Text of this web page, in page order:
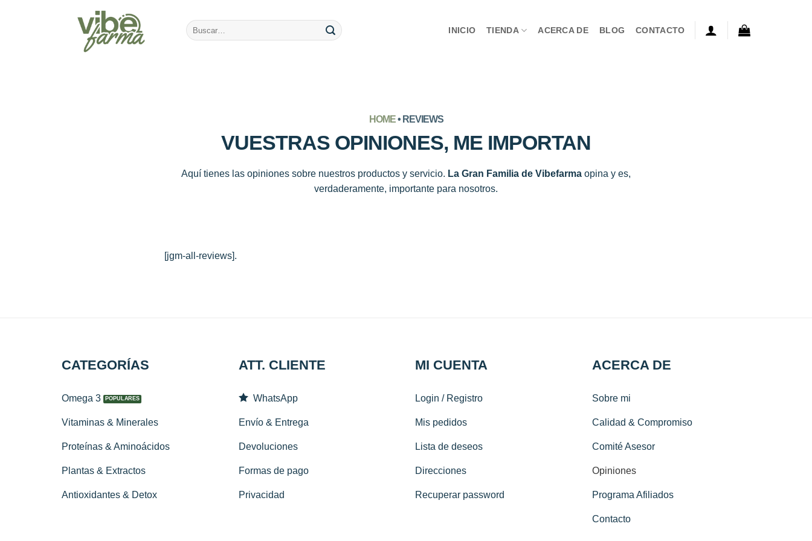
Buscar
por:
INICIO TIENDA ACERCA DE BLOG CONTACTO
HOME• REVIEWS
VUESTRAS OPINIONES, ME IMPORTAN
Aquí tienes las opiniones sobre nuestros productos y servicio. La Gran Familia de Vibefarma opina y es,
verdaderamente, importante para nosotros.
[jgm-all-reviews].
CATEGORÍAS
Omega 3
Vitaminas & Minerales
Proteínas & Aminoácidos
Plantas & Extractos
Antioxidantes & Detox
ATT. CLIENTE
WhatsApp
Envío & Entrega
Devoluciones
Formas de pago
Privacidad
MI CUENTA
Login / Registro
Mis pedidos
Lista de deseos
Direcciones
Recuperar password
ACERCA DE
Sobre mi
Calidad & Compromiso
Comité Asesor
Opiniones
Programa Afiliados
Contacto